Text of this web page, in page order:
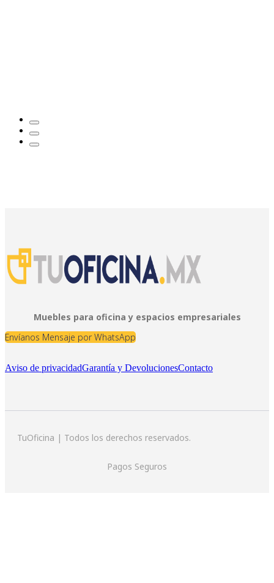
Muebles para oficina y espacios empresariales
Envíanos Mensaje por WhatsApp
Aviso de privacidadGarantía y DevolucionesContacto
TuOficina | Todos los derechos reservados.
Pagos Seguros